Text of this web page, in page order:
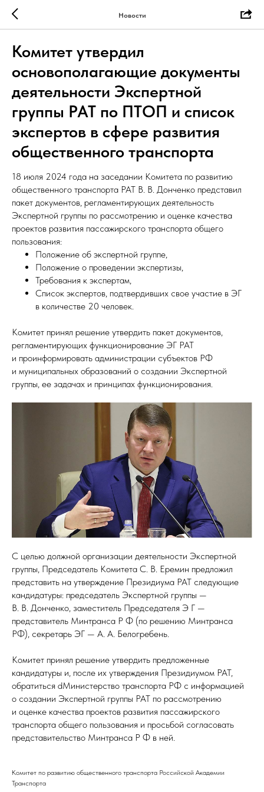
Новости
Комитет утвердил
основополагающие документы
деятельности Экспертной
группы РАТ по ПТОП и список
экспертов в сфере развития
общественного транспорта
18 июля 2024 года на заседании Комитета по развитию
общественного транспорта РАТ В. В. Донченко представил
пакет документов, регламентирующих деятельность
Экспертной группы по рассмотрению и оценке качества
проектов развития пассажирского транспорта общего
пользования:
Положение об экспертной группе,
Положение о проведении экспертизы,
Требования к экспертам,
Список экспертов, подтвердивших свое участие в ЭГ
в количестве 20 человек.
Комитет принял решение утвердить пакет документов,
регламентирующих функционирование ЭГ РАТ
и проинформировать администрации субъектов РФ
и муниципальных образований о создании Экспертной
группы, ее задачах и принципах функционирования.
С целью должной организации деятельности Экспертной
группы, Председатель Комитета С. В. Еремин предложил
представить на утверждение Президиума РАТ следующие
кандидатуры: председатель Экспертной группы —
В. В. Донченко, заместитель Председателя Э Г —
представитель Минтранса Р Ф (по решению Минтранса
РФ), секретарь ЭГ — А. А. Белогребень.
Комитет принял решение утвердить предложенные
кандидатуры и, после их утверждения Президиумом РАТ,
обратиться dМинистерство транспорта РФ с информацией
о создании Экспертной группы РАТ по рассмотрению
и оценке качества проектов развития пассажирского
транспорта общего пользования и просьбой согласовать
представительство Минтранса Р Ф в ней.
Комитет по развитию общественного транспорта Российской Академии
Транспорта